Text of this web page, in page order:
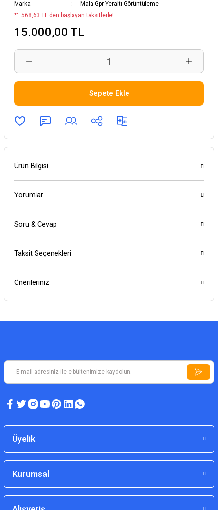
Marka
Mala Gpr Yeraltı Görüntüleme
*1.568,63 TL den başlayan taksitlerle!
15.000,00 TL
Sepete Ekle
Ürün Bilgisi
Yorumlar
Soru & Cevap
Taksit Seçenekleri
Önerileriniz
Üyelik
Kurumsal